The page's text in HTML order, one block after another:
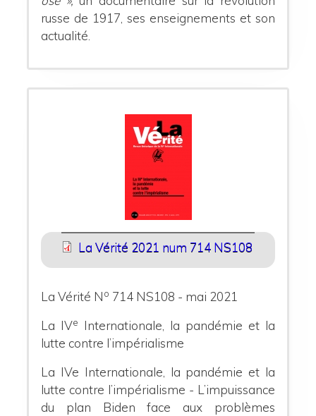
russe de 1917, ses enseignements et son
actualité.
La Vérité 2021 num 714 NS108
La Vérité No 714 NS108 - mai 2021
La IVe
Internationale, la pandémie et la
lutte contre l’impérialisme
La IVe Internationale, la pandémie et la
lutte contre l’impérialisme - L’impuissance
du plan Biden face aux problèmes